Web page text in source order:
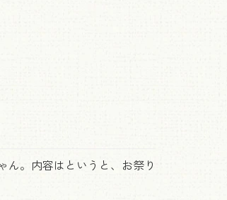
ん。内容はというと、お祭り